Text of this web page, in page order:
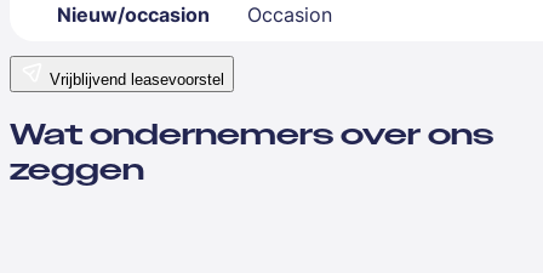
Nieuw/occasion
Occasion
Vrijblijvend leasevoorstel
Wat ondernemers over ons
zeggen